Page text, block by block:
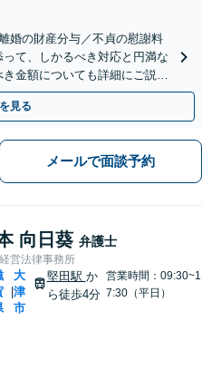
婚の財産分与／不貞の慰謝料
て、しかるべき対応と円満な
金額についても詳細にご説
見る
メールで面談予約
向日葵 弁護士
営法律事務所
大
津
市
堅田駅 か
ら徒歩4分
営業時間：09:30~1
7:30（平日）